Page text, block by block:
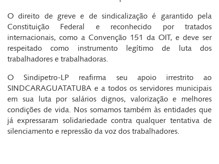
O direito de greve e de sindicalização é garantido pela
Constituição Federal e reconhecido por tratados
internacionais, como a Convenção 151 da OIT, e deve ser
respeitado como instrumento legítimo de luta dos
trabalhadores e trabalhadoras.
O Sindipetro-LP reafirma seu apoio irrestrito ao
SINDCARAGUATATUBA e a todos os servidores municipais
em sua luta por salários dignos, valorização e melhores
condições de vida. Nos somamos também às entidades que
já expressaram solidariedade contra qualquer tentativa de
silenciamento e repressão da voz dos trabalhadores.